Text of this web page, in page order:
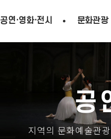
공연·영화·전시 문화관광
공
지역의 문화예술관